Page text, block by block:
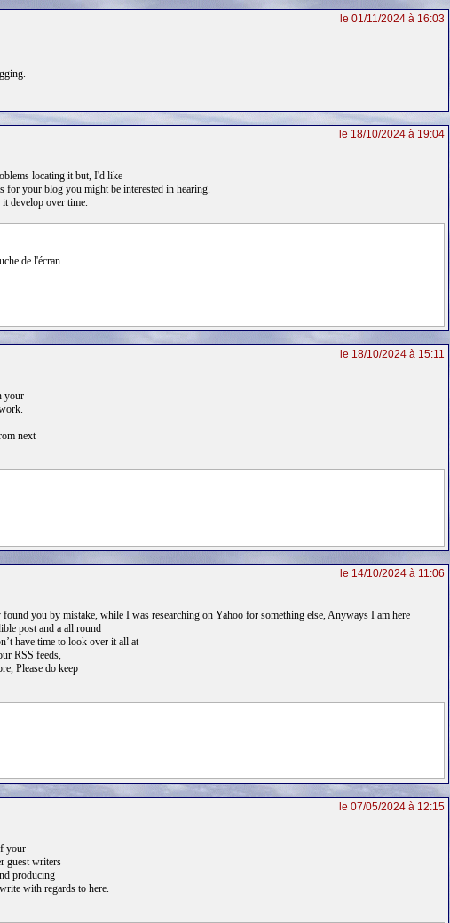
le 01/11/2024 à 16:03
le 18/10/2024 à 19:04
locating it but, I'd like
for your blog you might be interested in hearing.
develop over time.
de l'écran.
le 18/10/2024 à 15:11
your
next
le 14/10/2024 à 11:06
you by mistake, while I was researching on Yahoo for something else, Anyways I am here
post and a all round
have time to look over it all at
RSS feeds,
Please do keep
le 07/05/2024 à 12:15
your
guest writers
producing
with regards to here.